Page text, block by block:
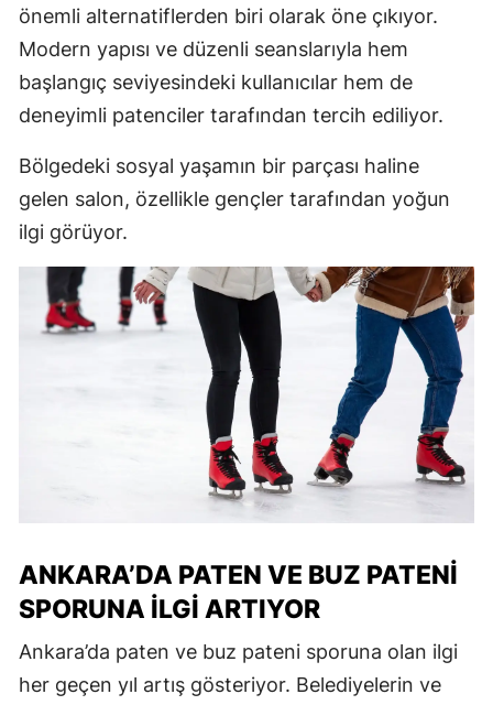
önemli alternatiflerden biri olarak öne çıkıyor.
Modern yapısı ve düzenli seanslarıyla hem
başlangıç seviyesindeki kullanıcılar hem de
deneyimli patenciler tarafından tercih ediliyor.
Bölgedeki sosyal yaşamın bir parçası haline
gelen salon, özellikle gençler tarafından yoğun
ilgi görüyor.
ANKARA’DA PATEN VE BUZ PATENI
SPORUNA İLGI ARTIYOR
Ankara’da paten ve buz pateni sporuna olan ilgi
her geçen yıl artış gösteriyor. Belediyelerin ve